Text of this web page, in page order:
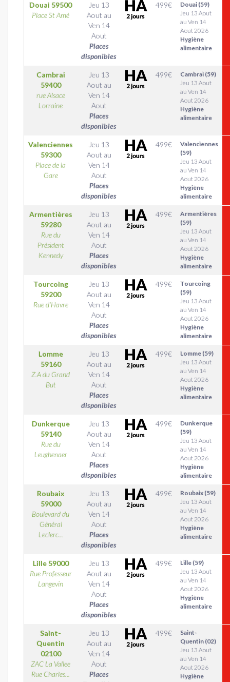
Douai 59500
Place St Amé
Jeu 13
Aout au
Ven 14
Aout
Places
disponibles
499€
Douai (59)
Jeu 13 Aout
au Ven 14
Aout 2026
Hygiène
alimentaire
Cambrai
59400
rue Alsace
Lorraine
Jeu 13
Aout au
Ven 14
Aout
Places
disponibles
499€
Cambrai (59)
Jeu 13 Aout
au Ven 14
Aout 2026
Hygiène
alimentaire
Valenciennes
59300
Place de la
Gare
Jeu 13
Aout au
Ven 14
Aout
Places
disponibles
499€
Valenciennes
(59)
Jeu 13 Aout
au Ven 14
Aout 2026
Hygiène
alimentaire
Armentières
59280
Rue du
Président
Kennedy
Jeu 13
Aout au
Ven 14
Aout
Places
disponibles
499€
Armentières
(59)
Jeu 13 Aout
au Ven 14
Aout 2026
Hygiène
alimentaire
Tourcoing
59200
Rue d'Havre
Jeu 13
Aout au
Ven 14
Aout
Places
disponibles
499€
Tourcoing
(59)
Jeu 13 Aout
au Ven 14
Aout 2026
Hygiène
alimentaire
Lomme
59160
Z.A du Grand
But
Jeu 13
Aout au
Ven 14
Aout
Places
disponibles
499€
Lomme (59)
Jeu 13 Aout
au Ven 14
Aout 2026
Hygiène
alimentaire
Dunkerque
59140
Rue du
Leughenaer
Jeu 13
Aout au
Ven 14
Aout
Places
disponibles
499€
Dunkerque
(59)
Jeu 13 Aout
au Ven 14
Aout 2026
Hygiène
alimentaire
Roubaix
59000
Boulevard du
Général
Leclerc...
Jeu 13
Aout au
Ven 14
Aout
Places
disponibles
499€
Roubaix (59)
Jeu 13 Aout
au Ven 14
Aout 2026
Hygiène
alimentaire
Lille 59000
Rue Professeur
Langevin
Jeu 13
Aout au
Ven 14
Aout
Places
disponibles
499€
Lille (59)
Jeu 13 Aout
au Ven 14
Aout 2026
Hygiène
alimentaire
Saint-
Quentin
02100
ZAC La Vallee
Rue Charles...
Jeu 13
Aout au
Ven 14
Aout
Places
499€
Saint-
Quentin (02)
Jeu 13 Aout
au Ven 14
Aout 2026
Hygiène